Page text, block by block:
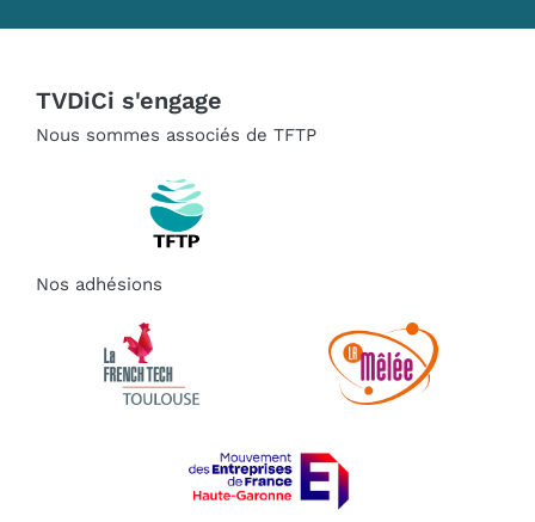
TVDiCi s'engage
Nous sommes associés de TFTP
Nos adhésions